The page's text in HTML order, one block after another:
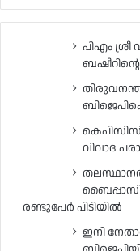
പിഎം ശ്രീ
വിവാദ
രണ്ടുപേർ പിടിയിൽ
ഇനി